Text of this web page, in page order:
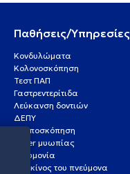
Παθήσεις/Υπηρεσίες
Κονδυλώματα
Κολονοσκόπηση
Τεστ ΠΑΠ
Γαστρεντερίτιδα
Λεύκανση δοντιών
ΔΕΠΥ
Κολποσκόπηση
Laser μυωπίας
Πνευμονία
Καρκίνος του πνεύμονα